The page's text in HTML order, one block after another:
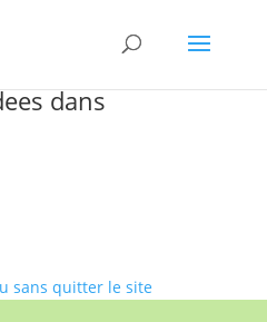
dans
sans quitter le site